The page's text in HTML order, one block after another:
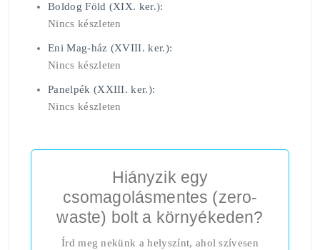
Boldog Föld (XIX. ker.):
Nincs készleten
Eni Mag-ház (XVIII. ker.):
Nincs készleten
Panelpék (XXIII. ker.):
Nincs készleten
Hiányzik egy
csomagolásmentes (zero-
waste) bolt a környékeden?
Írd meg nekünk a helyszínt, ahol szívesen